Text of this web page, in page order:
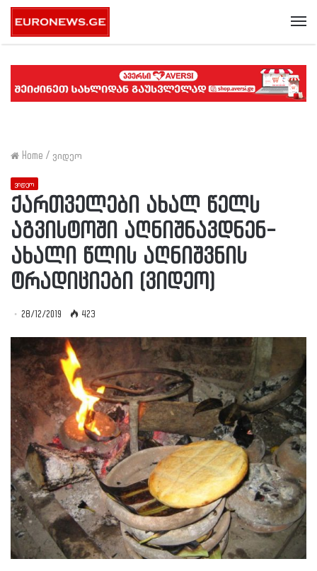
Home / ვიდეო
ვიდეო
ქართველები ახალ წელს
აგვისტოში აღნიშნავდნენ-
ახალი წლის აღნიშვნის
ტრადიციები (ვიდეო)
28/12/2019 423